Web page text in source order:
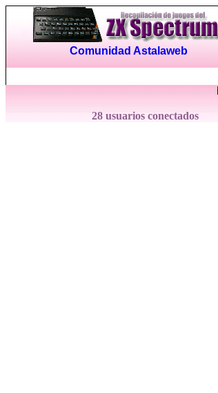
Comunidad Astalaweb
28 usuarios conectados